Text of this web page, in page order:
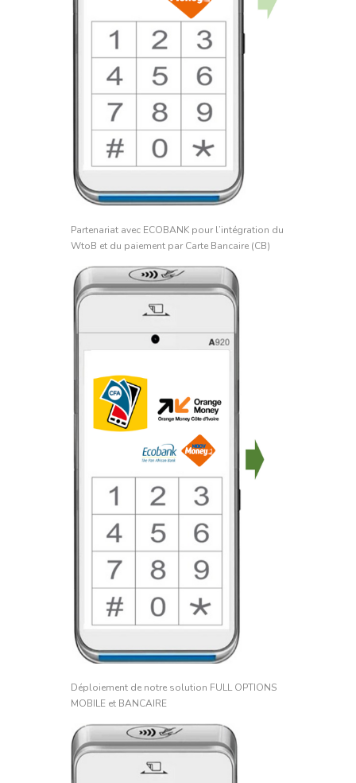
Partenariat avec ECOBANK pour l’intégration du
WtoB et du paiement par Carte Bancaire (CB)
Déploiement de notre solution FULL OPTIONS
MOBILE et BANCAIRE